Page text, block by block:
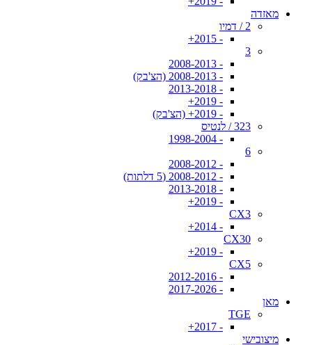
מאזדה
2 / דמיו
- 2015+
3
- 2008-2013
- 2008-2013 (הצ'בק)
- 2013-2018
- 2019+
- 2019+ (הצ'בק)
323 / לנטיס
- 1998-2004
6
- 2008-2012
- 2008-2012 (5 דלתות)
- 2013-2018
- 2019+
CX3
- 2014+
CX30
- 2019+
CX5
- 2012-2016
- 2017-2026
מאן
TGE
- 2017+
מיצובישי